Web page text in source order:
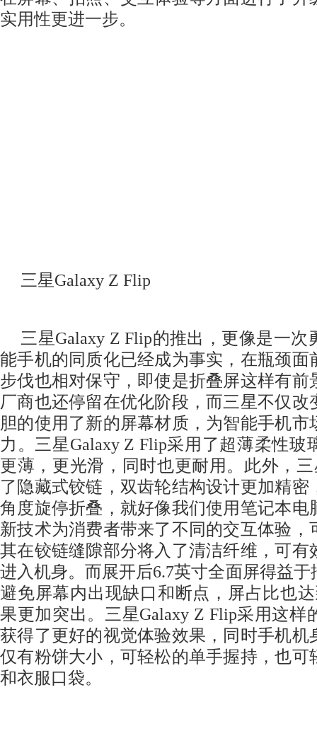
实用性更进一步。
三星Galaxy Z Flip
三星Galaxy Z Flip的推出，更像是一次
能手机的同质化已经成为事实，在瓶颈面
步伐也相对保守，即使是折叠屏这样有前
厂商也还停留在优化阶段，而三星不仅改
胆的使用了新的屏幕材质，为智能手机市
力。三星Galaxy Z Flip采用了超薄柔性玻
更薄，更光滑，同时也更耐用。此外，
了隐藏式铰链，双齿轮结构设计更加精密
角度旋停折叠，就好像我们使用笔记本电
新技术为消费者带来了不同的交互体验，
其在铰链缝隙部分将入了清洁纤维，可有
进入机身。而展开后6.7英寸全面屏得益
避免屏幕内出现缺口和断点，屏占比也
果更加突出。三星Galaxy Z Flip采用这样
获得了更好的视觉体验效果，同时手机机
仅有粉饼大小，可轻松的单手握持，也可
和衣服口袋。